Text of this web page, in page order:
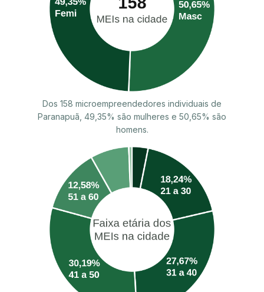
Dos 158 microempreendedores individuais de
Paranapuã, 49,35% são mulheres e 50,65% são
homens.